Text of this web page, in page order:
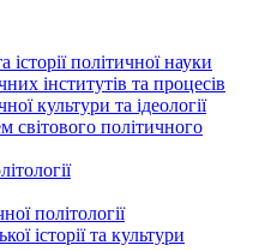
історії політичної науки
інститутів та процесів
культури та ідеології
світового політичного
політології
історії та культури